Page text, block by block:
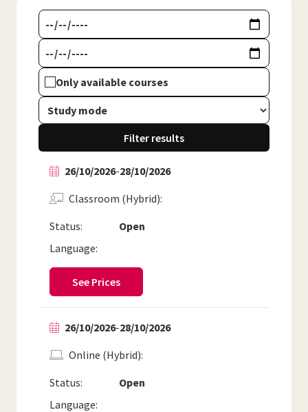
Only available courses
Filter results
26/10/2026-28/10/2026
Status: Open
Classroom (Hybrid)
Language:
See Prices
26/10/2026-28/10/2026
Status: Open
Online (Hybrid)
Language: